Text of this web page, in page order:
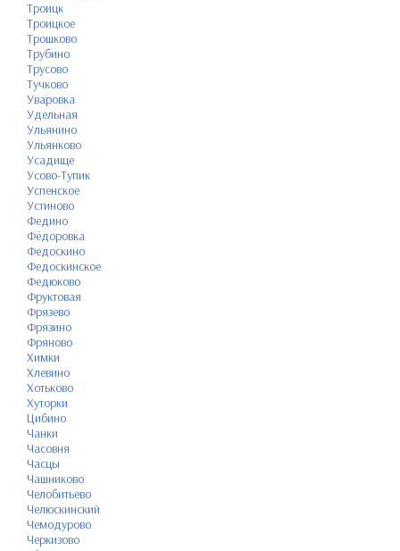
Троицк
Троицкое
Трошково
Трубино
Трусово
Тучково
Уваровка
Удельная
Ульянино
Ульянково
Усадище
Усово-Тупик
Успенское
Устиново
Федино
Фёдоровка
Федоскино
Федоскинское
Федюково
Фруктовая
Фрязево
Фрязино
Фряново
Химки
Хлевино
Хотьково
Хуторки
Цибино
Чанки
Часовня
Часцы
Чашниково
Челобитьево
Челюскинский
Чемодурово
Черкизово